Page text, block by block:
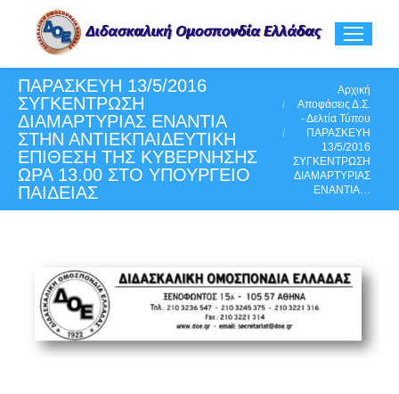
ΠΑΡΑΣΚΕΥΗ 13/5/2016
ΣΥΓΚΕΝΤΡΩΣΗ
ΔΙΑΜΑΡΤΥΡΙΑΣ ΕΝΑΝΤΙΑ
ΣΤΗΝ ΑΝΤΙΕΚΠΑΙΔΕΥΤΙΚΗ
ΕΠΙΘΕΣΗ ΤΗΣ ΚΥΒΕΡΝΗΣΗΣ
ΩΡΑ 13.00 ΣΤΟ ΥΠΟΥΡΓΕΙΟ
ΠΑΙΔΕΙΑΣ
You are here:Αρχική
Αποφάσεις Δ.Σ.
- Δελτία Τύπου
ΠΑΡΑΣΚΕΥΗ
13/5/2016
ΣΥΓΚΕΝΤΡΩΣΗ
ΔΙΑΜΑΡΤΥΡΙΑΣ
ΕΝΑΝΤΙΑ…